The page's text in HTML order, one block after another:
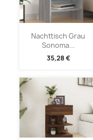
Nachttisch Grau
Sonoma...
35,28 €